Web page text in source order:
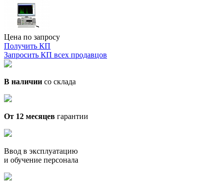
Цена по запросу
Получить КП
Запросить КП всех продавцов
В наличии со склада
От 12 месяцев гарантии
Ввод в эксплуатацию
и обучение персонала